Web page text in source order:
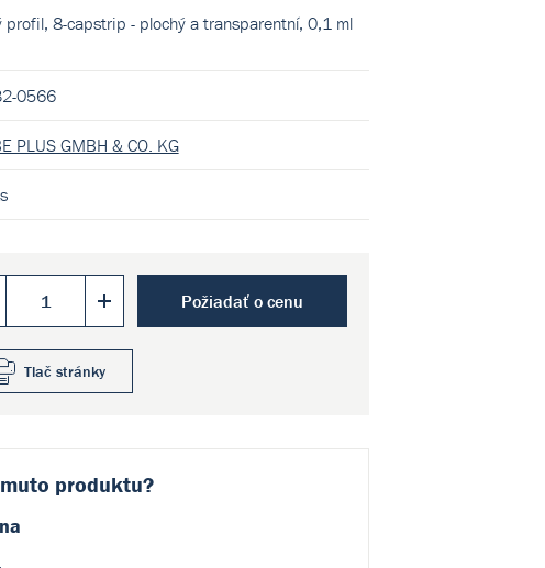
profil, 8-capstrip - plochý a transparentní, 0,1 ml
0566
PLUS GMBH & CO. KG
Požiadať o cenu
Tlač stránky
produktu?